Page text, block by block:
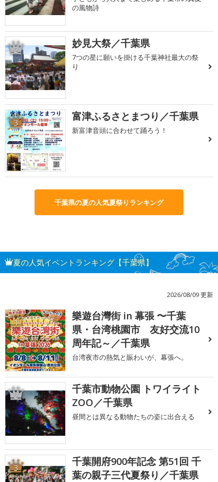
の風物詩
2 妙見大祭／千葉県
7つの星に願いを掛ける千葉神社最大の祭
り
3 富津ふるさとまつり／千葉県
新富津音頭に合わせて踊ろう！
千葉県の夏の人気夏祭りランキング
夏の人気イベントランキング【千葉県】
2026/08/09 更新
1
樂遊台灣街 in 幕張 〜千葉
県・台湾桃園市 友好交流10
周年記～／千葉県
台湾夜市の熱気と賑わいが、幕張へ。
2
千葉市動物公園 トワイライト
ZOO／千葉県
昼間とは異なる動物たちの姿に出合える
3
千葉開府900年記念 第51回 千
葉の親子三代夏祭り／千葉県